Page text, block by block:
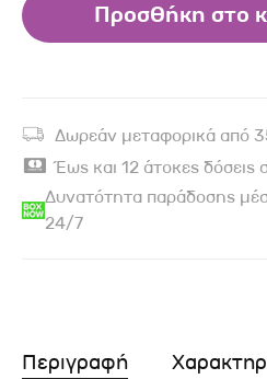
Προσθήκη στο
Δωρεάν μεταφορικά από
Έως και 12 άτοκες
Δυνατότητα παράδοσης
24/7
Περιγραφή